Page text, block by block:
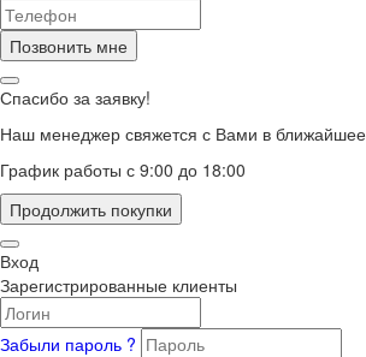
Позвонить мне
Спасибо за заявку!
Наш менеджер свяжется с Вами в
График работы с 9:00 до 18:00
Продолжить покупки
Вход
Зарегистрированные клиенты
Забыли пароль ?